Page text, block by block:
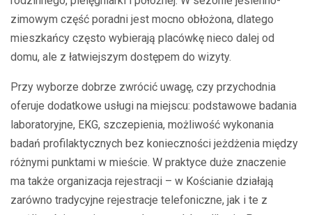
zimowym część poradni jest mocno obłożona, dlatego
mieszkańcy często wybierają placówkę nieco dalej od
domu, ale z łatwiejszym dostępem do wizyty.
Przy wyborze dobrze zwrócić uwagę, czy przychodnia
oferuje dodatkowe usługi na miejscu: podstawowe badania
laboratoryjne, EKG, szczepienia, możliwość wykonania
badań profilaktycznych bez konieczności jeżdżenia między
różnymi punktami w mieście. W praktyce duże znaczenie
ma także organizacja rejestracji – w Kościanie działają
zarówno tradycyjne rejestracje telefoniczne, jak i te z